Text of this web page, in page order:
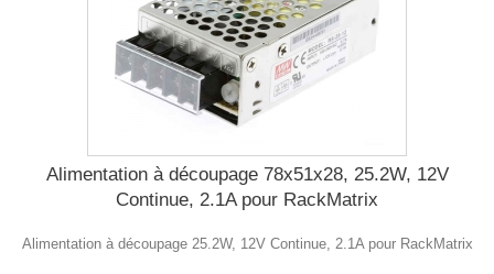
Alimentation à découpage 78x51x28, 25.2W, 12V
Continue, 2.1A pour RackMatrix
Alimentation à découpage 25.2W, 12V Continue, 2.1A pour RackMatrix